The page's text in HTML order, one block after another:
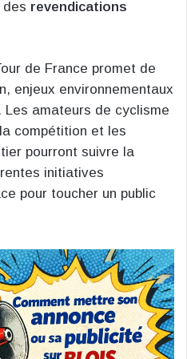
des revendications
de France promet de
enjeux environnementaux
amateurs de cyclisme
compétition et les
pourront suivre la
initiatives
pour toucher un public